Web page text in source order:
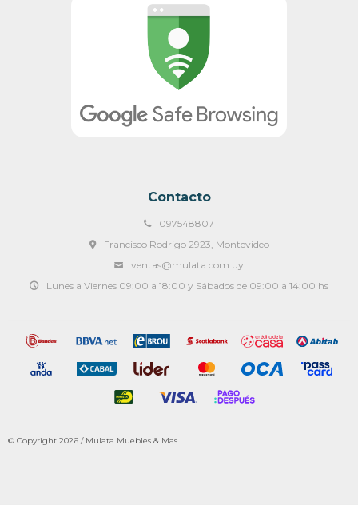
Contacto
097548807
Francisco Rodrigo 2923, Montevideo
ventas@mulata.com.uy
Lunes a Viernes 09:00 a 18:00 y Sábados de 09:00 a 14:00 hs
© Copyright 2026 / Mulata Muebles & Mas